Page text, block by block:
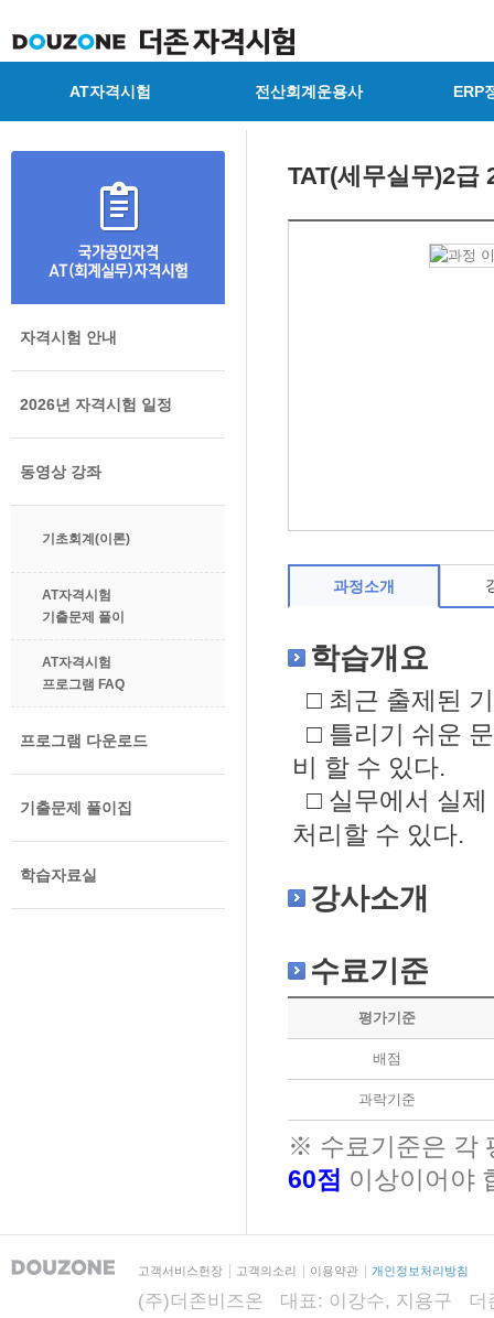
AT자격시험 전산회계운용사 ERP
자격시험 안내
2026년 자격시험 일정
동영상 강좌
기초회계(이론)
AT자격시험
기출문제 풀이
AT자격시험
프로그램 FAQ
프로그램 다운로드
기출문제 풀이집
학습자료실
TAT(세무실무)2급
과정소개
학습개요
□ 최근 출제된
□ 틀리기 쉬운
비 할 수 있다.
□ 실무에서 실
처리할 수 있다.
강사소개
수료기준
평가기준
배점
과락기준
※ 수료기준은 각
60점 이상이어야
고객서비스헌장 고객의소리 이용약관 개인정보처리방침
(주)더존비즈온 대표: 이강수, 지용구 더